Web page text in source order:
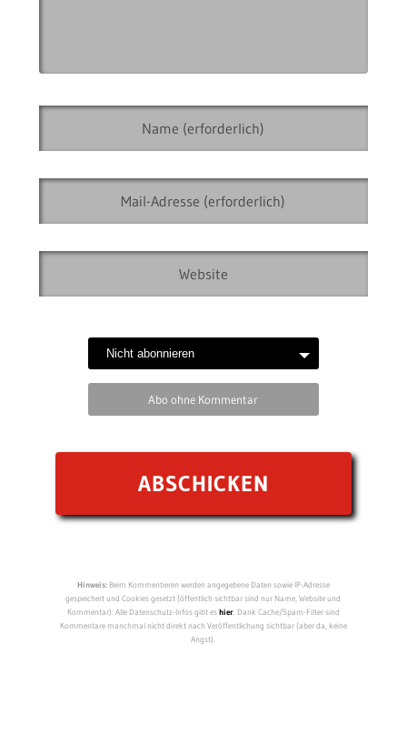
Abo ohne Kommentar
Hinweis:Beim Kommentieren werden angegebene Daten sowie IP-Adresse
gespeichert und Cookies gesetzt (öffentlich sichtbar sind nur Name, Website und
Kommentar). Alle Datenschutz-Infos gibt eshier. Dank Cache/Spam-Filter sind
Kommentare manchmal nicht direkt nach Veröffentlichung sichtbar (aber da, keine
Angst).